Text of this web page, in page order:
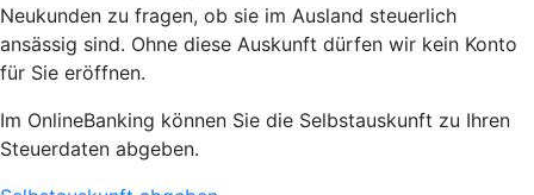
Neukunden zu fragen, ob sie im Ausland steuerlich
ansässig sind. Ohne diese Auskunft dürfen wir kein Konto
für Sie eröffnen.
Im OnlineBanking können Sie die Selbstauskunft zu Ihren
Steuerdaten abgeben.